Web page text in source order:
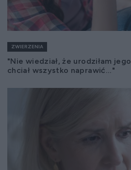
ZWIERZENIA
"Nie wiedział, że urodziłam
chciał wszystko naprawić..."